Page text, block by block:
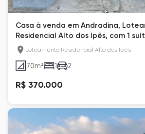
Casa à venda em Andradina,
Residencial Alto dos Ipês, com 1
Loteamento Residencial Alto dos Ipês
70m² 1 2
R$ 370.000